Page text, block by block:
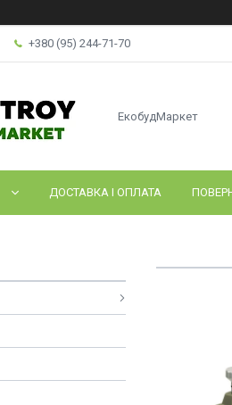
+380 (95) 244-71-70
ЕкобудМаркет
ДОСТАВКА І ОПЛАТА